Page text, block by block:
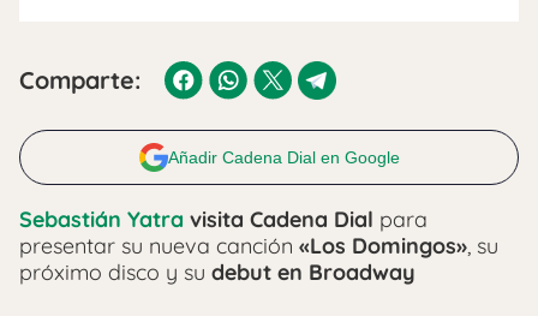
Comparte:
Añadir Cadena Dial en Google
Sebastián Yatra visita Cadena Dial para
presentar su nueva canción «Los Domingos», su
próximo disco y su debut en Broadway